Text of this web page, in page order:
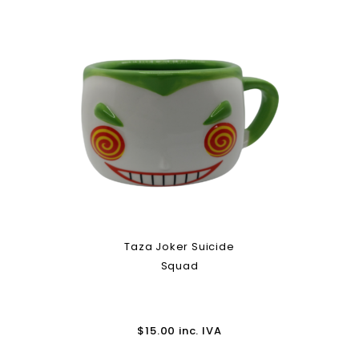
Taza Joker Suicide
Squad
$15.00 inc. IVA